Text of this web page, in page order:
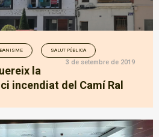
SALUT PÚBLICA
3 de setembre de 2019
la
incendiat del Camí Ral